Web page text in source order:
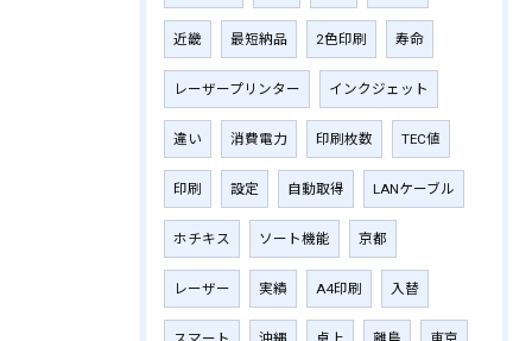
近畿 最短納品 2色印刷 寿命
レーザープリンター インクジェット
違い 消費電力 印刷枚数 TEC値
印刷 設定 自動取得 LANケーブル
ホチキス ソート機能 京都
レーザー 実績 A4印刷 入替